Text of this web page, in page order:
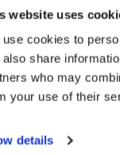
website uses
use cookies to
also share
who may
your use of their
details